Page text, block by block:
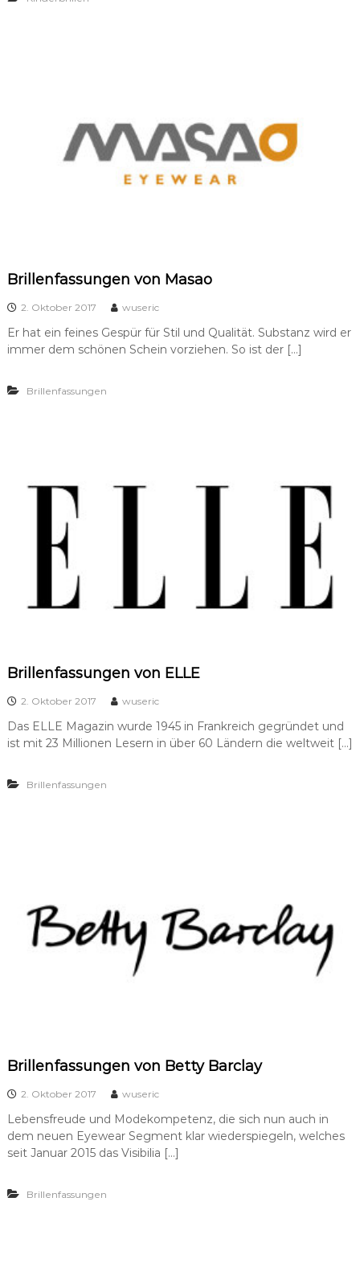
Brillenfassungen von Masao
2. Oktober 2017 wuseric
Er hat ein feines Gespür für Stil und Qualität. Substanz wird er
immer dem schönen Schein vorziehen. So ist der […]
Brillenfassungen
Brillenfassungen von ELLE
2. Oktober 2017 wuseric
Das ELLE Magazin wurde 1945 in Frankreich gegründet und
ist mit 23 Millionen Lesern in über 60 Ländern die weltweit […]
Brillenfassungen
Brillenfassungen von Betty Barclay
2. Oktober 2017 wuseric
Lebensfreude und Modekompetenz, die sich nun auch in
dem neuen Eyewear Segment klar wiederspiegeln, welches
seit Januar 2015 das Visibilia […]
Brillenfassungen